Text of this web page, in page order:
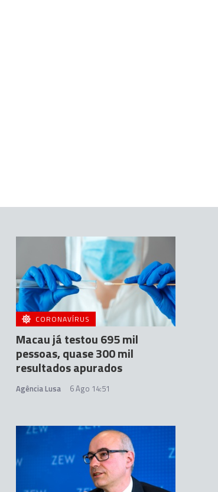
CORONAVÍRUS
Macau já testou 695 mil
pessoas, quase 300 mil
resultados apurados
Agência Lusa 6 Ago 14:51